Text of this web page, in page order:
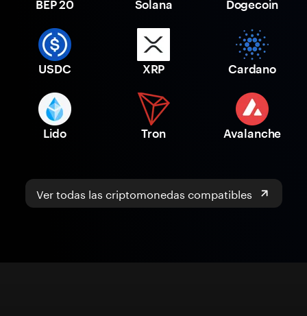
BEP 20 Solana Dogecoin
USDC XRP Cardano
Lido Tron Avalanche
Ver todas las criptomonedas compatibles